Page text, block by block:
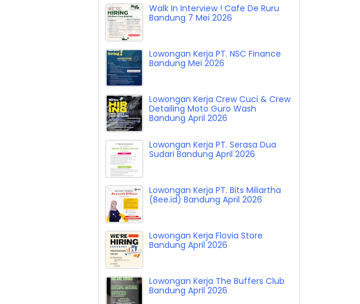
Walk In Interview ! Cafe De Ruru
Bandung 7 Mei 2026
Lowongan Kerja PT. NSC Finance
Bandung Mei 2026
Lowongan Kerja Crew Cuci & Crew
Detailing Moto Guro Wash
Bandung April 2026
Lowongan Kerja PT. Serasa Dua
Sudari Bandung April 2026
Lowongan Kerja PT. Bits Miliartha
(Bee.id) Bandung April 2026
Lowongan Kerja Flovia Store
Bandung April 2026
Lowongan Kerja The Buffers Club
Bandung April 2026